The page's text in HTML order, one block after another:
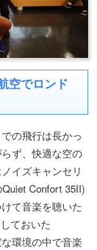
空でロンド
の飛行は長かっ
ず、快適な空の
イズキャンセリ
Confort 35II)
て音楽を聴いた
ておいた
環境の中で音楽